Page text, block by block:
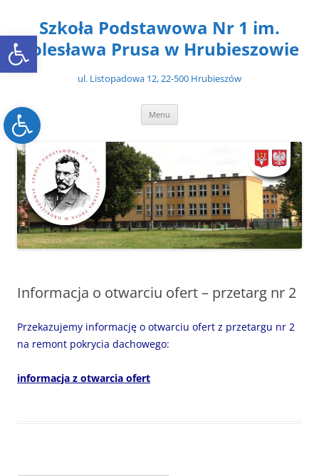
Open toolbar
Open toolbar
treściSzkoła Podstawowa Nr 1 im.
Bolesława Prusa w Hrubieszowie
ul. Listopadowa 12, 22-500 Hrubieszów
Menu
Informacja o otwarciu ofert – przetarg nr 2
Przekazujemy informację o otwarciu ofert z przetargu nr 2
na remont pokrycia dachowego:
informacja z otwarcia ofert